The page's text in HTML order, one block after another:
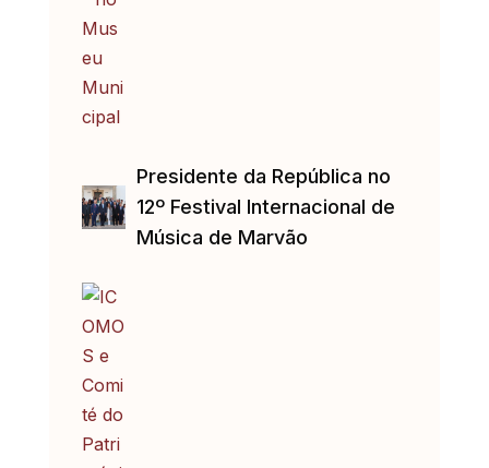
Presidente da República no
12º Festival Internacional de
Música de Marvão